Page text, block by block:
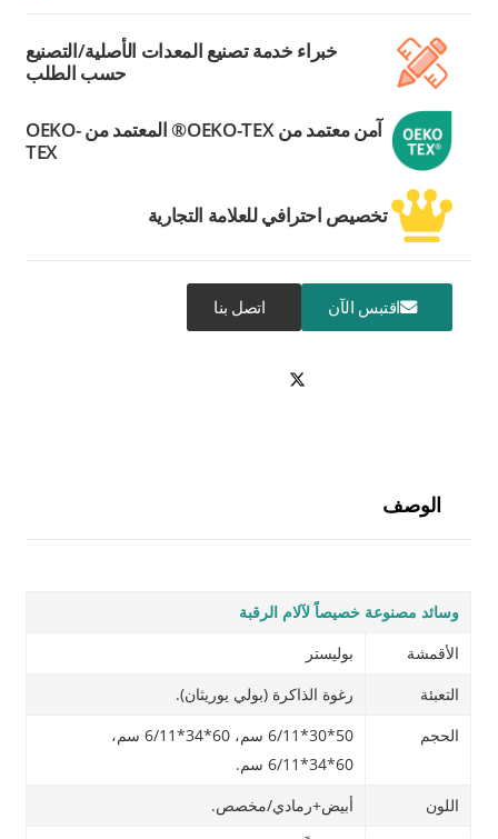
خبراء خدمة تصنيع المعدات الأصلية/التصنيع
حسب الطلب
آمن معتمد من OEKO-TEX® المعتمد من OEKO-
TEX
تخصيص احترافي للعلامة التجارية
اقتبس الآن اتصل بنا
الوصف
وسائد مصنوعة خصيصاً لآلام الرقبة
الأقمشة
بوليستر
التعبئة
رغوة الذاكرة (بولي يوريثان).
الحجم
50*30*6/11 سم، 60*34*6/11 سم،
60*34*6/11 سم.
اللون
أبيض+رمادي/مخصص.